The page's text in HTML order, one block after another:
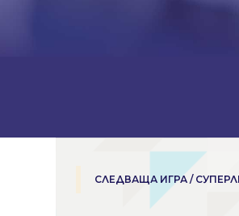
СЛЕДВАЩА ИГРА /